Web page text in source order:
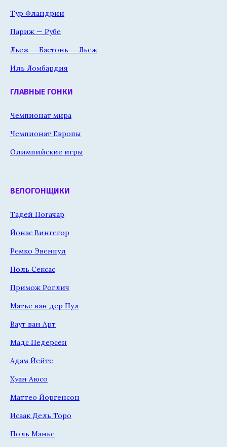
Тур Фландрии
Париж — Рубе
Льеж — Бастонь — Льеж
Иль Ломбардия
ГЛАВНЫЕ ГОНКИ
Чемпионат мира
Чемпионат Европы
Олимпийские игры
ВЕЛОГОНЩИКИ
Тадей Погачар
Йонас Вингегор
Ремко Эвенпул
Поль Сексас
Примож Роглич
Матье ван дер Пул
Ваут ван Арт
Мадс Педерсен
Адам Йейтс
Хуан Аюсо
Маттео Йоргенсон
Исаак Дель Торо
Поль Манье